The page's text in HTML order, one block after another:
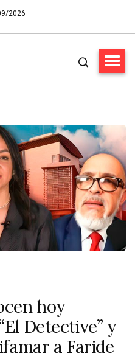
2026
hoy
Detective” y
a Faride